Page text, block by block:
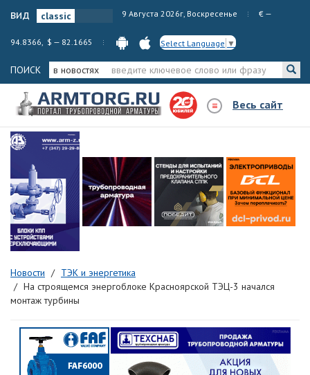
вид 9 Августа 2026г, Воскресенье € —
94.8366, $ — 82.1665 Select Language ▼
ПОИСК в новостях
Весь сайт
Новости
ТЭК и энергетика
На строящемся энергоблоке Красноярской ТЭЦ-3 начался
монтаж турбины